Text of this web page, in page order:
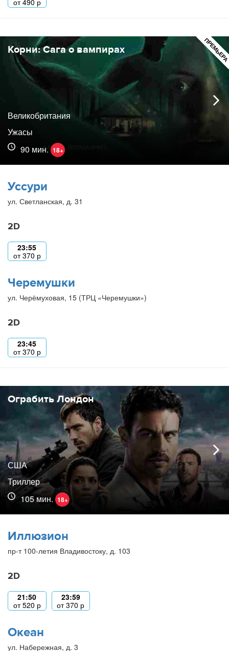
Корни: Сага о вампирах
Великобритания
Ужасы
90 мин. 18+
Уссури
ул. Светланская, д. 31
2D
23:55
от370 р
Черемушки
ул. Черёмуховая, 15 (ТРЦ «Черемушки»)
2D
23:45
от370 р
Ограбить Лондон
США
Триллер
105 мин. 18+
Иллюзион
пр-т 100-летия Владивостоку, д. 103
2D
21:50
от520 р
23:59
от370 р
Океан
ул. Набережная, д. 3